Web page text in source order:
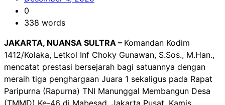
0
338 words
JAKARTA, NUANSA SULTRA – Komandan Kodim
1412/Kolaka, Letkol Inf Choky Gunawan, S.Sos., M.Han.,
mencatat prestasi bersejarah bagi satuannya dengan
meraih tiga penghargaan Juara 1 sekaligus pada Rapat
Paripurna (Rapurna) TNI Manunggal Membangun Desa
(TMMD) Ke-46 di Mabesad, Jakarta Pusat, Kamis